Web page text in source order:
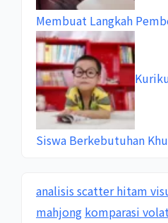
Membuat Langkah
Siswa Berkebutuhan
analisis scatter hitam
mahjong komparasi